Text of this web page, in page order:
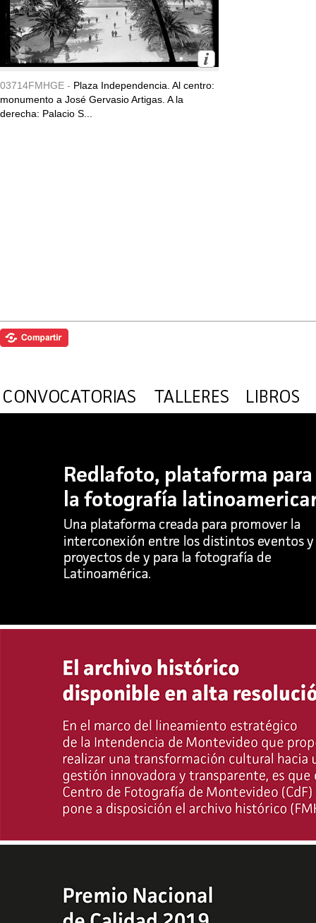
03714FMHGE - Plaza Independencia. Al centro:
monumento a José Gervasio Artigas. A la
derecha: Palacio S...